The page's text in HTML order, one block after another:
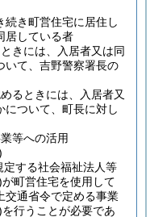
続き町営住宅に居住し
居している者
きには、入居者又は同
いて、吉野警察署長の
るときには、入居者又
について、町長に対し
等への活用
する社会福祉法人等
が町営住宅を使用して
交通省令で定める事業
を行うことが必要であ